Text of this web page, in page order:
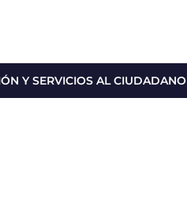
Y SERVICIOS AL CIUDADANO